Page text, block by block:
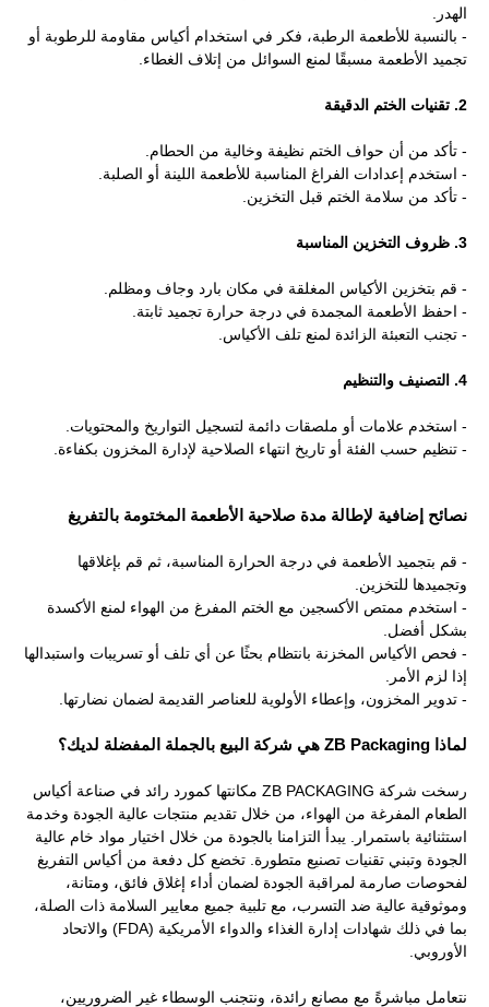
الهدر.
- بالنسبة للأطعمة الرطبة، فكر في استخدام أكياس مقاومة للرطوبة أو
تجميد الأطعمة مسبقًا لمنع السوائل من إتلاف الغطاء.
2. تقنيات الختم الدقيقة
- تأكد من أن حواف الختم نظيفة وخالية من الحطام.
- استخدم إعدادات الفراغ المناسبة للأطعمة اللينة أو الصلبة.
- تأكد من سلامة الختم قبل التخزين.
3. ظروف التخزين المناسبة
- قم بتخزين الأكياس المغلقة في مكان بارد وجاف ومظلم.
- احفظ الأطعمة المجمدة في درجة حرارة تجميد ثابتة.
- تجنب التعبئة الزائدة لمنع تلف الأكياس.
4. التصنيف والتنظيم
- استخدم علامات أو ملصقات دائمة لتسجيل التواريخ والمحتويات.
- تنظيم حسب الفئة أو تاريخ انتهاء الصلاحية لإدارة المخزون بكفاءة.
نصائح إضافية لإطالة مدة صلاحية الأطعمة المختومة بالتفريغ
- قم بتجميد الأطعمة في درجة الحرارة المناسبة، ثم قم بإغلاقها
وتجميدها للتخزين.
- استخدم ممتص الأكسجين مع الختم المفرغ من الهواء لمنع الأكسدة
بشكل أفضل.
- فحص الأكياس المخزنة بانتظام بحثًا عن أي تلف أو تسريبات واستبدالها
إذا لزم الأمر.
- تدوير المخزون، وإعطاء الأولوية للعناصر القديمة لضمان نضارتها.
لماذا ZB Packaging هي شركة البيع بالجملة المفضلة لديك؟
رسخت شركة ZB PACKAGING مكانتها كمورد رائد في صناعة أكياس
الطعام المفرغة من الهواء، من خلال تقديم منتجات عالية الجودة وخدمة
استثنائية باستمرار. يبدأ التزامنا بالجودة من خلال اختيار مواد خام عالية
الجودة وتبني تقنيات تصنيع متطورة. تخضع كل دفعة من أكياس التفريغ
لفحوصات صارمة لمراقبة الجودة لضمان أداء إغلاق فائق، ومتانة،
وموثوقية عالية ضد التسرب، مع تلبية جميع معايير السلامة ذات الصلة،
بما في ذلك شهادات إدارة الغذاء والدواء الأمريكية (FDA) والاتحاد
الأوروبي.
نتعامل مباشرةً مع مصانع رائدة، ونتجنب الوسطاء غير الضروريين،